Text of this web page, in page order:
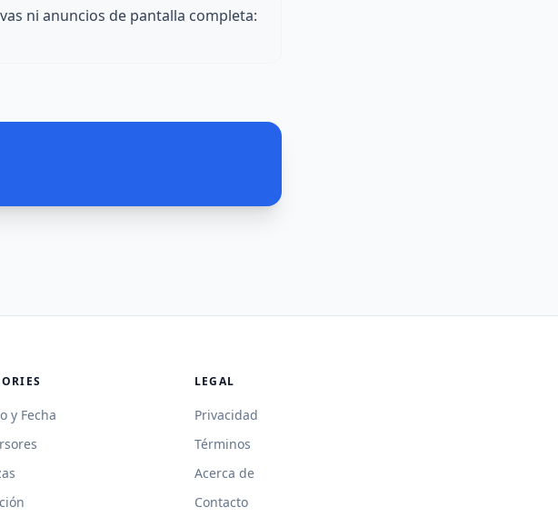
ni anuncios de pantalla completa:
y Fecha
LEGAL
Privacidad
Términos
Acerca de
Contacto